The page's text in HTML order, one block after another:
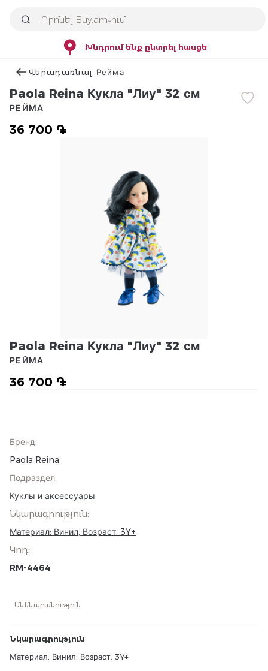
Խնդրում ենք ընտրել հասցե
Վերադառնալ Рейма
Paola Reina Кукла "Лиу" 32 см
36 700 ֏
РЕЙМА
Paola Reina Кукла "Лиу" 32 см
36 700 ֏
РЕЙМА
Бренд:
Paola Reina
Подраздел:
Куклы и аксессуары
Նկարագրություն:
Материал: Винил; Возраст: 3Y+
Կոդ:
RM-4464
Մեկնաբանություն
Նկարագրություն
Материал: Винил; Возраст: 3Y+